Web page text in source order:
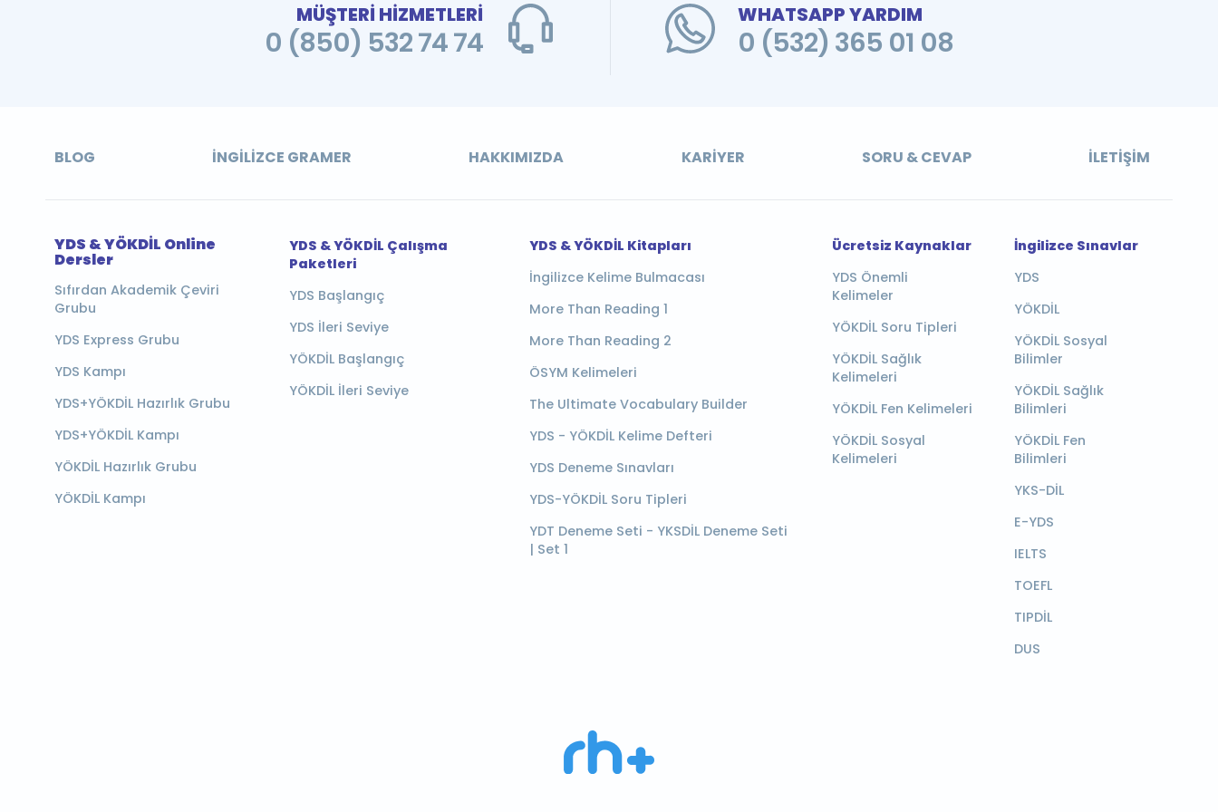
MÜŞTERİ HİZMETLERİ
0 (850) 532 74 74
WHATSAPP YARDIM
0 (532) 365 01 08
BLOG İNGILIZCE GRAMER HAKKIMIZDA KARIYER SORU & CEVAP İLETIŞIM
YDS & YÖKDİL Online
Dersler
Sıfırdan Akademik Çeviri
Grubu
YDS Express Grubu
YDS Kampı
YDS+YÖKDİL Hazırlık Grubu
YDS+YÖKDİL Kampı
YÖKDİL Hazırlık Grubu
YÖKDİL Kampı
YDS & YÖKDİL Çalışma
Paketleri
YDS Başlangıç
YDS İleri Seviye
YÖKDİL Başlangıç
YÖKDİL İleri Seviye
YDS & YÖKDİL Kitapları
İngilizce Kelime Bulmacası
More Than Reading 1
More Than Reading 2
ÖSYM Kelimeleri
The Ultimate Vocabulary Builder
YDS - YÖKDİL Kelime Defteri
YDS Deneme Sınavları
YDS-YÖKDİL Soru Tipleri
YDT Deneme Seti - YKSDİL Deneme Seti
| Set 1
Ücretsiz Kaynaklar
YDS Önemli
Kelimeler
YÖKDİL Soru Tipleri
YÖKDİL Sağlık
Kelimeleri
YÖKDİL Fen Kelimeleri
YÖKDİL Sosyal
Kelimeleri
İngilizce Sınavlar
YDS
YÖKDİL
YÖKDİL Sosyal
Bilimler
YÖKDİL Sağlık
Bilimleri
YÖKDİL Fen
Bilimleri
YKS-DİL
E-YDS
IELTS
TOEFL
TIPDİL
DUS